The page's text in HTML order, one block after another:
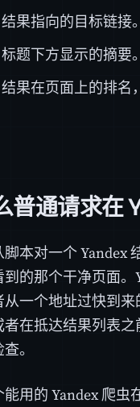
结果指向的目标链接。
标题下方显示的摘要。
结果在页面上的排名
普通请求在
本对一个 Yandex
到的那个干净页面
从一个地址过快到
者在抵达结果列表
。
用的 Yandex 爬虫